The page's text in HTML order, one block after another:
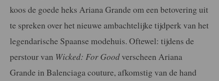
koos de goede heks Ariana Grande om een betovering uit
te spreken over het nieuwe ambachtelijke tijdperk van het
legendarische Spaanse modehuis. Oftewel: tijdens de
perstour van Wicked: For Goodverscheen Ariana
Grande in Balenciaga couture, afkomstig van de hand